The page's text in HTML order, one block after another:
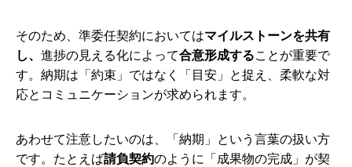
そのため、準委任契約においてはマイルストーンを共有
し、 進捗の見える化によって合意形成することが重要で
す。納期は「約束」ではなく「目安」と捉え、柔軟な対
応とコミュニケーションが求められます。
あわせて注意したいのは、「納期」という言葉の扱い方
です。たとえば請負契約のように「成果物の完成」が契